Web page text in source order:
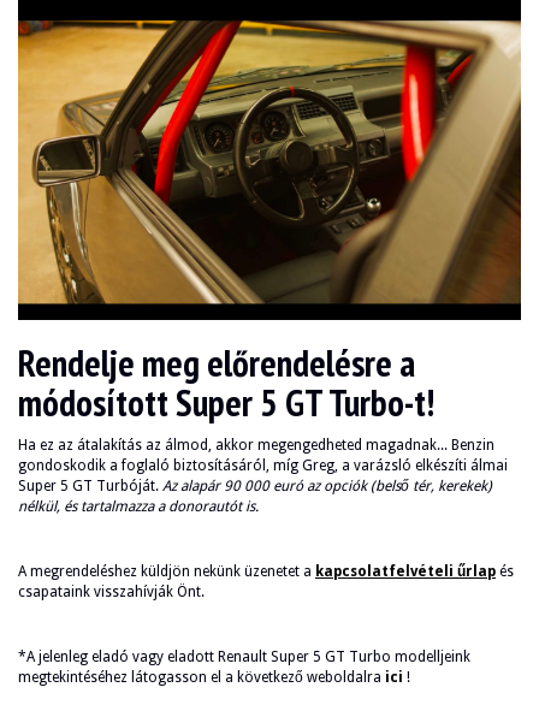
Rendelje meg előrendelésre a
módosított Super 5 GT Turbo-t!
Ha ez az átalakítás az álmod, akkor megengedheted magadnak... Benzin
gondoskodik a foglaló biztosításáról, míg Greg, a varázsló elkészíti álmai
Super 5 GT Turbóját. Az alapár 90 000 euró az opciók (belső tér, kerekek)
nélkül, és tartalmazza a donorautót is.
A megrendeléshez küldjön nekünk üzenetet a kapcsolatfelvételi űrlap és
csapataink visszahívják Önt.
*A jelenleg eladó vagy eladott Renault Super 5 GT Turbo modelljeink
megtekintéséhez látogasson el a következő weboldalra ici !